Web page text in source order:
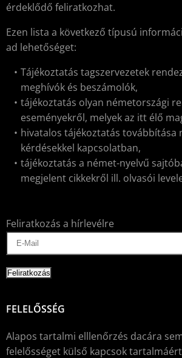
érdeklődő feliratkozhat.
Ezen lista a következő típusú
ad lehetőséget:
Tájékoztatás tagszervezetek
meghívók és beszámolók,
tájékoztatás olyan németországi
eseményekről, melyek az itt élő
hivatalos tájékoztatás továbbítása
kérdésekkel kapcsolatban,
tájékoztatás a német-nyelvű
megjelent cikkekről ill. olvasói
Feliratkozás a hírlevélre
FELELŐSSÉG
Alapos tartalmi elllenőrzés dacára
felelősséget külső kapcsok